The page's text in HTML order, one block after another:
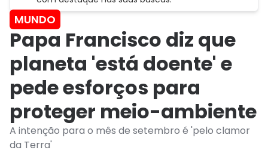
MUNDO
Papa Francisco diz que
planeta 'está doente' e
pede esforços para
proteger meio-ambiente
A intenção para o mês de setembro é 'pelo clamor
da Terra'